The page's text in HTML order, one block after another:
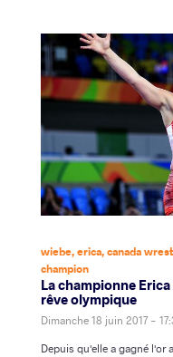
wiebe,erica,canada
champion
La championne
rêve olympique
Dimanche 18 juin 2017 -
Depuis qu'elle a gagné l'or